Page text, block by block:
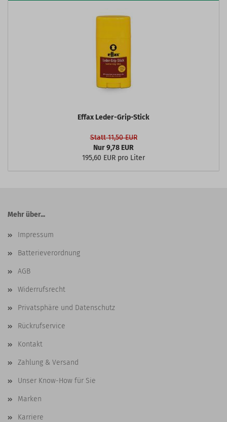
Effax Leder-Grip-Stick
Statt 11,50 EUR
Nur 9,78 EUR
195,60 EUR pro Liter
Mehr über...
Impressum
Batterieverordnung
AGB
Widerrufsrecht
Privatsphäre und Datenschutz
Rückrufservice
Kontakt
Zahlung & Versand
Unser Know-How für Sie
Marken
Karriere